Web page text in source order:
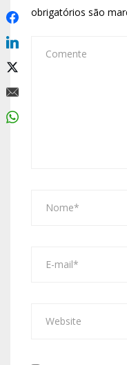
obrigatórios são